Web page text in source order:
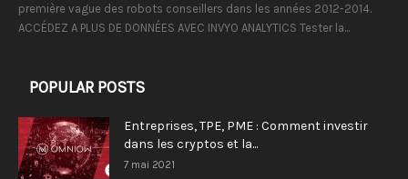
première vague des robots conseillers dans les années 2012-2014.
ACCÉDEZ A PLUS DE DONNÉES AVEC INVYO ANALYTICS Tester la...
POPULAR POSTS
Entreprises, TPE, PME : Comment investir
dans les cryptos et la...
7 mai 2021